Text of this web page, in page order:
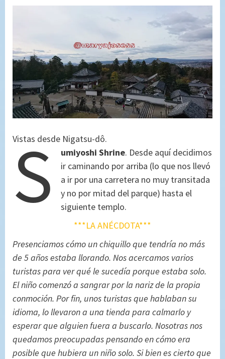
Vistas desde Nigatsu-dô.
S umiyoshi Shrine. Desde aquí decidimos
ir caminando por arriba (lo que nos llevó
a ir por una carretera no muy transitada
y no por mitad del parque) hasta el
siguiente templo.
***LA ANÉCDOTA***
Presenciamos cómo un chiquillo que tendría no más
de 5 años estaba llorando. Nos acercamos varios
turistas para ver qué le sucedía porque estaba solo.
El niño comenzó a sangrar por la nariz de la propia
conmoción. Por fin, unos turistas que hablaban su
idioma, lo llevaron a una tienda para calmarlo y
esperar que alguien fuera a buscarlo. Nosotras nos
quedamos preocupadas pensando en cómo era
posible que hubiera un niño solo. Si bien es cierto que